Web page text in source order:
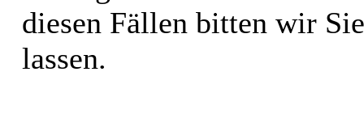
diesen Fällen bitten wir
lassen.